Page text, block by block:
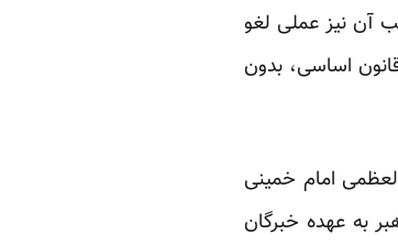
در تصویب آن نیز عملی لغو
رای‌گیری از مردم برای تایید نهایی قانون اساسی هم تنها یک اقدام تشریفاتی بوده است. اصل 107 قانون اساسی، بدون
امام خمینی
به عهده خبرگان